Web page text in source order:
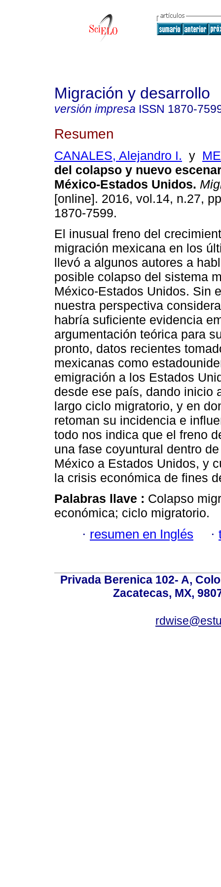
Migración y desarrollo
versión impresa ISSN 1870-
Resumen
CANALES, Alejandro I. y
del colapso y nuevo
México-Estados Unidos.
[online]. 2016, vol.14, n.27,
1870-7599.
El inusual freno del
migración mexicana en los
llevó a algunos autores a
posible colapso del sistema
México-Estados Unidos. Sin
nuestra perspectiva
habría suficiente evidencia
argumentación teórica para
pronto, datos recientes
mexicanas como
emigración a los Estados
desde ese país, dando inicio
largo ciclo migratorio, y en
retoman su incidencia e
todo nos indica que el freno
una fase coyuntural dentro
México a Estados Unidos, y
la crisis económica de fines
Palabras llave : Colapso
económica; ciclo migratorio.
· resumen en Inglés ·
Privada Berenica 102- A,
Zacatecas, MX,